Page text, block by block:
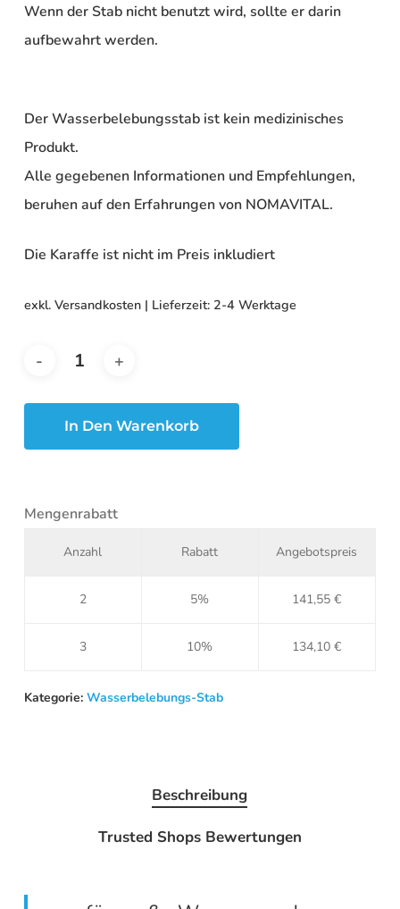
Wenn der Stab nicht benutzt wird, sollte er darin
aufbewahrt werden.
Der Wasserbelebungsstab ist kein medizinisches
Produkt.
Alle gegebenen Informationen und Empfehlungen,
beruhen auf den Erfahrungen von NOMAVITAL.
Die Karaffe ist nicht im Preis inkludiert
exkl. Versandkosten | Lieferzeit: 2-4 Werktage
In Den Warenkorb
Mengenrabatt
Anzahl Rabatt Angebotspreis
2 5% 141,55€
3 10% 134,10€
Kategorie: Wasserbelebungs-Stab
Beschreibung
Trusted Shops Bewertungen